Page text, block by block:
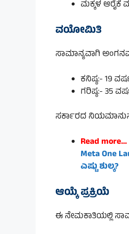
ಮಕ್ಕಳ ಆರೈಕೆ
ವಯೋಮಿತಿ
ಸಾಮಾನ್ಯವಾಗಿ
ಕನಿಷ್ಠ:- 19
ಗರಿಷ್ಠ:- 35
ಸರ್ಕಾರದ
Read more…
Meta One
ಎಷ್ಟು ಶುಲ್ಕ?
ಆಯ್ಕೆ ಪ್ರಕ್ರಿಯೆ
ಈ ನೇಮಕಾತಿಯಲ್ಲಿ